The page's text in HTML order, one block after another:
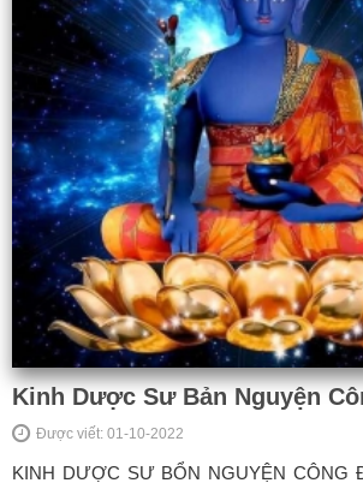
Kinh Dược Sư Bản Nguyện
Được viết: 01-10-2022
KINH DƯỢC SƯ BỔN NGUYỆN CÔNG